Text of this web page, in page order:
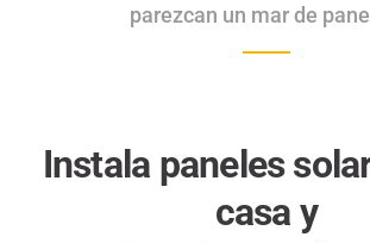
parezcan un mar de
Instala paneles
casa y